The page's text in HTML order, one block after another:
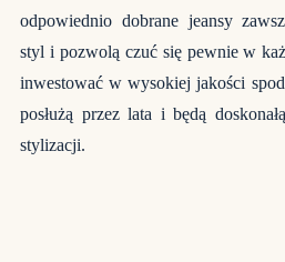
odpowiednio dobrane jeansy
styl i pozwolą czuć się pewnie w
inwestować w wysokiej jakości
posłużą przez lata i będą
stylizacji.